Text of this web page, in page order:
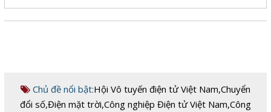
Chủ đề nổi bật:Hội Vô tuyến điện tử Việt Nam,Chuyển
đổi số,Điện mặt trời,Công nghiệp Điện tử Việt Nam,Công